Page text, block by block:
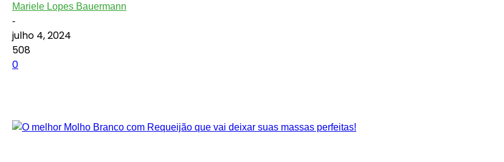
Mariele Lopes Bauermann
-
julho 4, 2024
508
0